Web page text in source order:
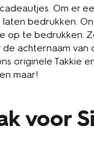
Om er
bedrukken.
op te bedrukken.
achternaam
originele Takkie
maar!
voor